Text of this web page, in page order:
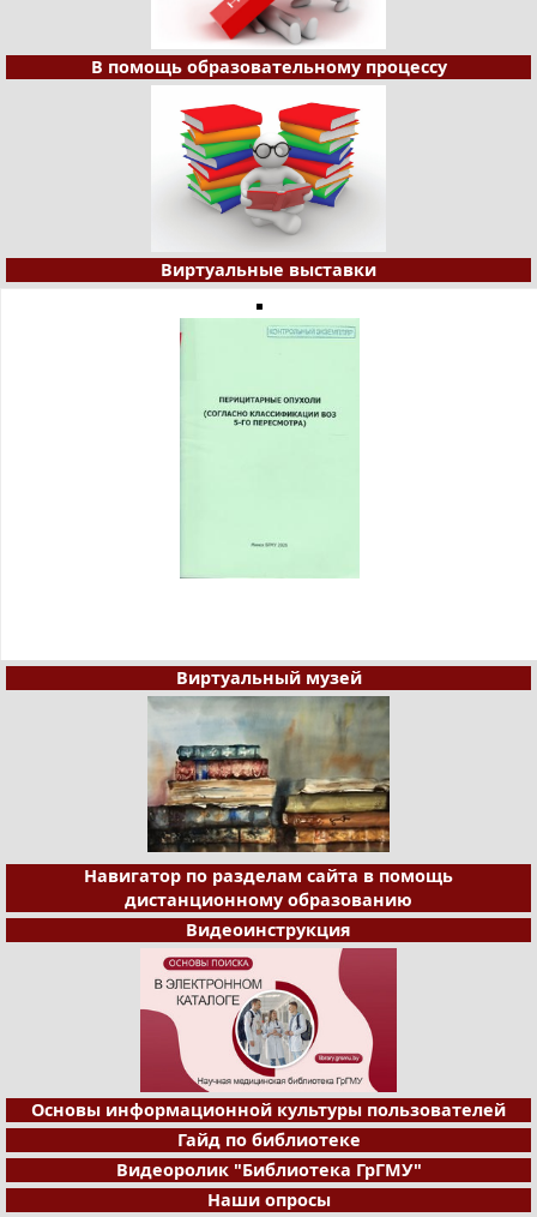
В помощь образовательному процессу
Виртуальные выставки
Виртуальный музей
Навигатор по разделам сайта в помощь
дистанционному образованию
Видеоинструкция
Основы информационной культуры пользователей
Гайд по библиотеке
Видеоролик "Библиотека ГрГМУ"
Наши опросы